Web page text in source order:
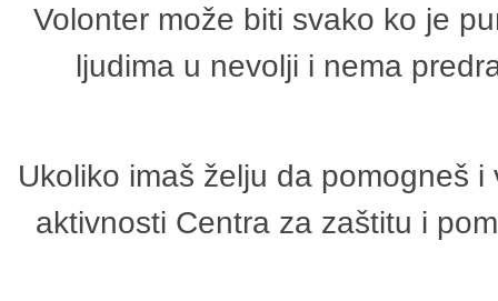
Volonter može biti svako ko je
ljudima u nevolji i nema
Ukoliko imaš želju da pomogneš
aktivnosti Centra za zaštitu i